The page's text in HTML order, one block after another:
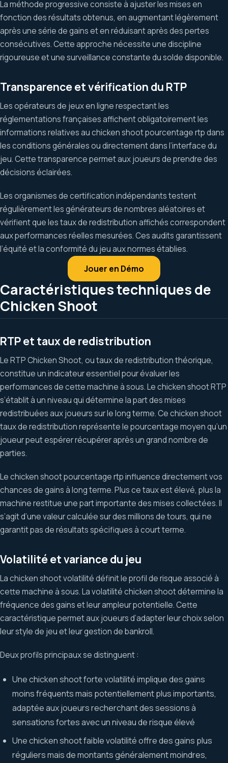
La méthode progressive consiste à ajuster les mises en
fonction des résultats obtenus, en augmentant légèrement
après une série de gains et en réduisant après des pertes
consécutives. Cette approche nécessite une discipline
rigoureuse et une surveillance constante du solde disponible.
Transparence et vérification du RTP
Les opérateurs de jeux en ligne respectant les
réglementations françaises affichent obligatoirement les
informations relatives au chicken shoot pourcentage rtp dans
les conditions générales ou directement dans l’interface du
jeu. Cette transparence permet aux joueurs de prendre des
décisions éclairées.
Les organismes de certification indépendants testent
régulièrement les générateurs de nombres aléatoires et
vérifient que les taux de redistribution affichés correspondent
aux performances réelles mesurées. Ces audits garantissent
l’équité et la conformité du jeu aux normes établies.
Jouer en Démo
Caractéristiques techniques de
Chicken Shoot
RTP et taux de redistribution
Le RTP Chicken Shoot, ou taux de redistribution théorique,
constitue un indicateur essentiel pour évaluer les
performances de cette machine à sous. Le chicken shoot RTP
s’établit à un niveau qui détermine la part des mises
redistribuées aux joueurs sur le long terme. Ce chicken shoot
taux de redistribution représente le pourcentage moyen qu’un
joueur peut espérer récupérer après un grand nombre de
parties.
Le chicken shoot pourcentage rtp influence directement vos
chances de gains à long terme. Plus ce taux est élevé, plus la
machine restitue une part importante des mises collectées. Il
s’agit d’une valeur calculée sur des millions de tours, qui ne
garantit pas de résultats spécifiques à court terme.
Volatilité et variance du jeu
La chicken shoot volatilité définit le profil de risque associé à
cette machine à sous. La volatilité chicken shoot détermine la
fréquence des gains et leur ampleur potentielle. Cette
caractéristique permet aux joueurs d’adapter leur choix selon
leur style de jeu et leur gestion de bankroll.
Deux profils principaux se distinguent :
Une chicken shoot forte volatilité implique des gains
moins fréquents mais potentiellement plus importants,
adaptée aux joueurs recherchant des sessions à
sensations fortes avec un niveau de risque élevé
Une chicken shoot faible volatilité offre des gains plus
réguliers mais de montants généralement moindres,